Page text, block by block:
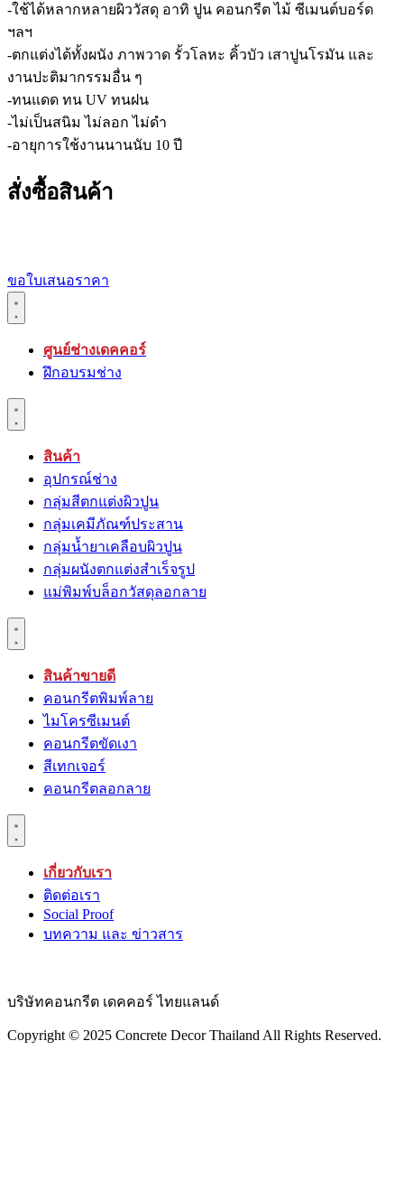
-ใช้ได้หลากหลายผิววัสดุ อาทิ ปูน คอนกรีต ไม้ ซีเมนต์บอร์ด
ฯลฯ
-ตกแต่งได้ทั้งผนัง ภาพวาด รั้วโลหะ คิ้วบัว เสาปูนโรมัน และ
งานปะติมากรรมอื่น ๆ
-ทนแดด ทน UV ทนฝน
-ไม่เป็นสนิม ไม่ลอก ไม่ดำ
-อายุการใช้งานนานนับ 10 ปี
สั่งซื้อสินค้า
ขอใบเสนอราคา
ศูนย์ช่างเดคคอร์
ฝึกอบรมช่าง
สินค้า
อุปกรณ์ช่าง
กลุ่มสีตกแต่งผิวปูน
กลุ่มเคมีภัณฑ์ประสาน
กลุ่มนํ้ายาเคลือบผิวปูน
กลุ่มผนังตกแต่งสำเร็จรูป
แม่พิมพ์บล็อกวัสดุลอกลาย
สินค้าขายดี
คอนกรีตพิมพ์ลาย
ไมโครซีเมนต์
คอนกรีตขัดเงา
สีเทกเจอร์
คอนกรีตลอกลาย
เกี่ยวกับเรา
ติดต่อเรา
Social Proof
บทความ และ ข่าวสาร
บริษัทคอนกรีต เดคคอร์ ไทยแลนด์
Copyright © 2025 Concrete Decor Thailand All Rights Reserved.​